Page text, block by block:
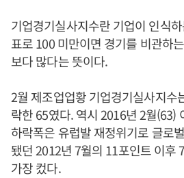
기업경기실사지수란 기업이 인식
표로 100 미만이면 경기를 비관하
보다 많다는 뜻이다.
2월 제조업업황 기업경기실사지수
락한 65였다. 역시 2016년 2월(63)
하락폭은 유럽발 재정위기로 글로
됐던 2012년 7월의 11포인트 이후
가장 컸다.